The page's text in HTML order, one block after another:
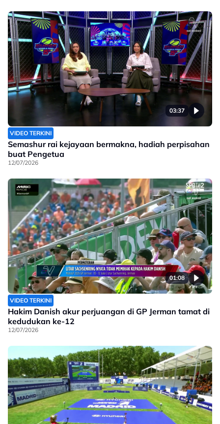
03:37
VIDEO TERKINI
Semashur rai kejayaan bermakna, hadiah perpisahan
buat Pengetua
12/07/2026
01:08
VIDEO TERKINI
Hakim Danish akur perjuangan di GP Jerman tamat di
kedudukan ke-12
12/07/2026